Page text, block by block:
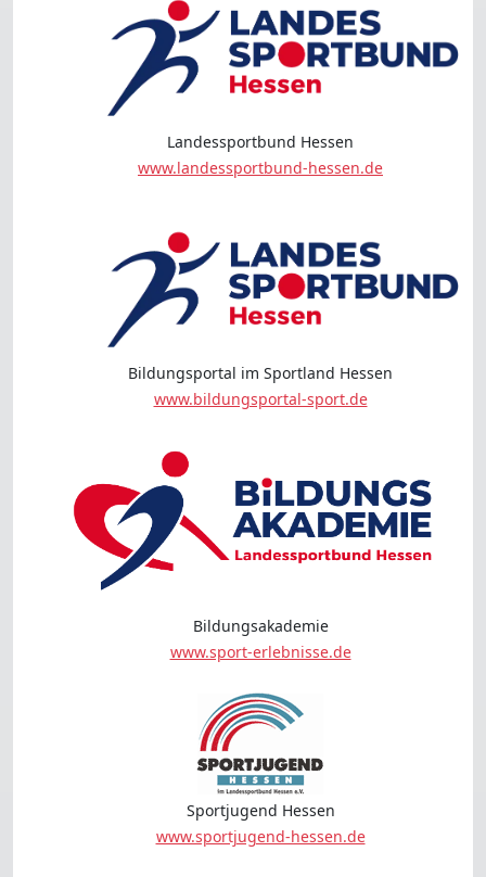
Landessportbund Hessen
www.landessportbund-hessen.de
Bildungsportal im Sportland Hessen
www.bildungsportal-sport.de
Bildungsakademie
www.sport-erlebnisse.de
Sportjugend Hessen
www.sportjugend-hessen.de